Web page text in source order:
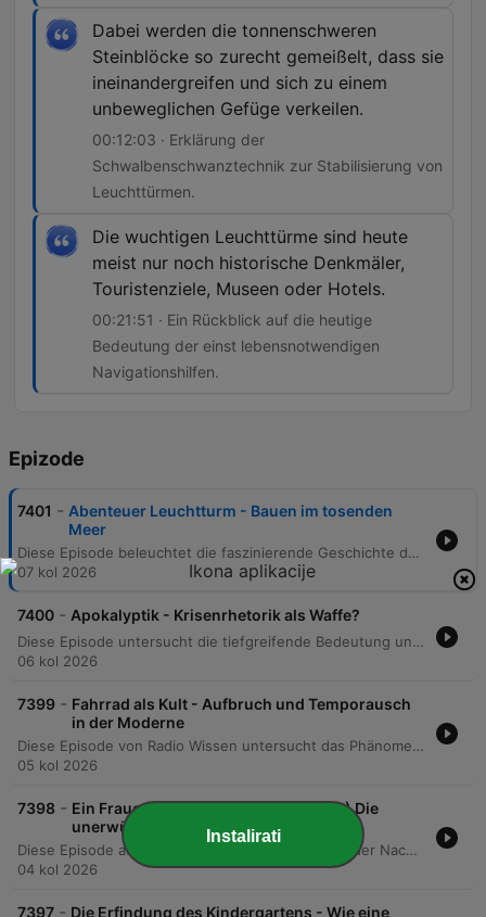
Dabei werden die tonnenschweren
Steinblöcke so zurecht gemeißelt, dass sie
ineinandergreifen und sich zu einem
unbeweglichen Gefüge verkeilen.
00:12:03 · Erklärung der
Schwalbenschwanztechnik zur Stabilisierung von
Leuchttürmen.
Die wuchtigen Leuchttürme sind heute
meist nur noch historische Denkmäler,
Touristenziele, Museen oder Hotels.
00:21:51 · Ein Rückblick auf die heutige
Bedeutung der einst lebensnotwendigen
Navigationshilfen.
Epizode
7401 - Abenteuer Leuchtturm - Bauen im tosenden
Meer
Diese Episode beleuchtet die faszinierende Geschichte des Leuchtturmbaus, beginnend mit dem tragischen Untergang der Constant am Eddystone-Riff im Jahr 1695. Der Bericht verfolgt den mutigen Versuch von Henry Winstanley, einen Turm mitten im Meer zu errichten, und führt über die technologischen Innovationen wie die Fresnel-Linse bis hin zur bedeutenden schottischen Ingenieursdynastie der Familie Stevenson. Die Erzählung verbindet technische Meilensteine des 18. und 19. Jahrhunderts mit den literarischen Einflüssen auf Robert Louis Stevenson und beschreibt den globalen Einfluss dieser Bauwerke auf die maritime Sicherheit und den Welthandel während der industriellen Revolution.
07 kol 2026
7400 - Apokalyptik - Krisenrhetorik als Waffe?
Diese Episode untersucht die tiefgreifende Bedeutung und die gefährliche Dynamik der apokalyptischen Rhetorik in der modernen Welt. Von historischen Ereignissen wie dem 11. September und der Fukushima-Katastrophe bis hin zur Corona-Pandemie und der Klimakrise wird analysiert, wie Endzeitszenarien als machtvolle Kommunikationsmittel eingesetzt werden. Der Beitrag beleuchtet den Übergang von der antiken, religiösen Apokalyptik, die auf ein göttliches Happy End hoffte, zur säkularen, weltlichen Apokalypse, die oft ohne Erlösung auskommt und zur politischen Mobilisierung sowie zur Schaffung von Feindbildern genutzt wird. Die Analyse umfasst verschiedene politische Bewegungen, darunter den Kommunismus, den Nationalsozialismus sowie moderne rechtspopulistische Strömungen. Experten wie der Religionswissenschaftler Alexander Kenneth Nagel und der Soziologe Felix Schilk erläutern die psychologischen Funktionen dieser Erzählungen – von Trost für Verfolgte bis hin zur gefährlichen Instrumentalisierung für Machtansprüche durch die Konstruktion eines „bösen Feindes“.
06 kol 2026
7399 - Fahrrad als Kult - Aufbruch und Temporausch
in der Moderne
Diese Episode von Radio Wissen untersucht das Phänomen des Fahrradbooms um die Jahrhundertwende 1900 und dessen Bedeutung für den Anbruch der Moderne. Das Fahrrad wird dabei nicht nur als technisches Fortbewegungsmittel, sondern als kultureller Kristallisationspunkt betrachtet, der Themen wie Individualität, Freiheit, soziale Emanzipation und die Transformation des menschlichen Körpers in einer zunehmend mechanisierten Welt verhandelt. Der Bericht beleuchtet die Entwicklung von der frühen Laufmaschine über das Hochrad bis hin zum alltagstauglichen Niederrad. Dabei werden die sozialen Auswirkungen auf das Bürgertum, die Rolle des Radsports als Massenphänomen und die Verbindung zur Lebensreformbewegung sowie zur Emanzipation der Frau analysiert. Auch die ästhetische Inszenierung in der Werbung und Kunst, etwa durch Toulouse-Lautrec, wird thematisiert.
05 kol 2026
7398 - Ein Frauenleben nach dem Krieg (2/2) Die
unerwünschte Liebe
Diese Episode aus der Reihe „Ein Frauenleben in der Nachkriegszeit“ erzählt die Lebensgeschichte von Dorle Meyer, einer Überlebenden der Bombardierung Dresdens, die nach Frankfurt zog. Der Bericht beleuchtet ihre berufliche Entwicklung als Sekretärin in den 1950er Jahren, die spezifischen gesellschaftlichen Anforderungen an diesen Beruf sowie die prekären Wohnverhältnisse der Nachkriegszeit. Zudem thematisiert die Folge die soziopolitischen Veränderungen der frühen Bundesrepublik, von der rechtlichen Durchsetzung der Gleichberechtigung durch Elisabeth Selbert bis hin zu den kulturellen Spannungen durch Beziehungen zu US-Besatzungssoldaten. Die Erzählung verbindet persönliche Erinnerungen an den wirtschaftlichen Aufschwung und die Rückkehr zur familiären Stabilität mit den tieferliegenden gesellschaftlichen Umbrüchen der Ära.
04 kol 2026
7397 - Die Erfindung des Kindergartens - Wie eine
Instalirati